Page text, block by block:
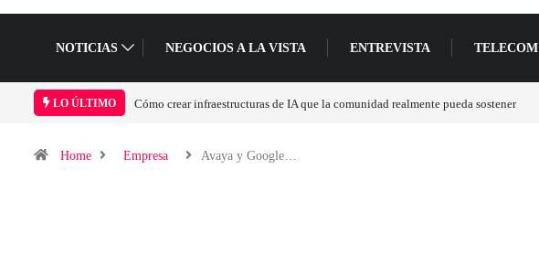
NOTICIAS NEGOCIOS A LA VISTA ENTREVISTA TELECOM
LO ÚLTIMO Cómo crear infraestructuras de IA que la comunidad realmente pueda sostener
Home Empresa Avaya y Google…